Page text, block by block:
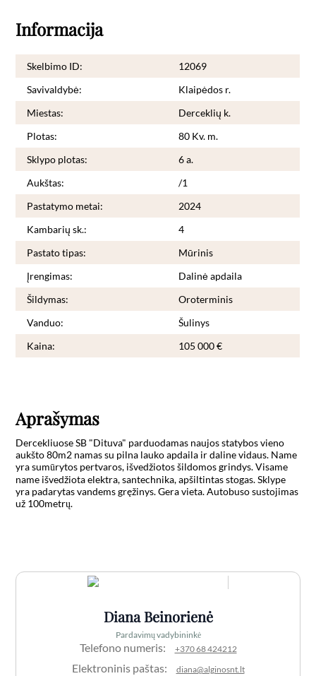
Informacija
Skelbimo ID:
12069
Savivaldybė:
Klaipėdos r.
Miestas:
Derceklių k.
Plotas:
80 Kv. m.
Sklypo plotas:
6 a.
Aukštas:
/1
Pastatymo metai:
2024
Kambarių sk.:
4
Pastato tipas:
Mūrinis
Įrengimas:
Dalinė apdaila
Šildymas:
Oroterminis
Vanduo:
Šulinys
Kaina:
105 000 €
Aprašymas
Dercekliuose SB "Dituva" parduodamas naujos statybos vieno
aukšto 80m2 namas su pilna lauko apdaila ir daline vidaus. Name
yra sumūrytos pertvaros, išvedžiotos šildomos grindys. Visame
name išvedžiota elektra, santechnika, apšiltintas stogas. Sklype
yra padarytas vandems gręžinys. Gera vieta. Autobuso sustojimas
už 100metrų.
Diana Beinorienė
Pardavimų vadybininkė
Telefono numeris: +370 68 424212
Elektroninis paštas: diana@alginosnt.lt